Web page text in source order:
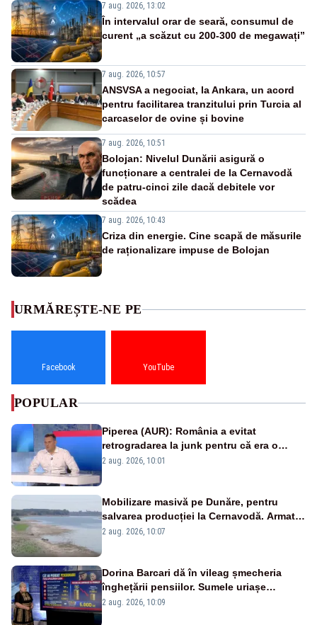
7 aug. 2026, 13:02
În intervalul orar de seară, consumul de
curent „a scăzut cu 200-300 de megawați”
7 aug. 2026, 10:57
ANSVSA a negociat, la Ankara, un acord
pentru facilitarea tranzitului prin Turcia al
carcaselor de ovine și bovine
7 aug. 2026, 10:51
Bolojan: Nivelul Dunării asigură o
funcționare a centralei de la Cernavodă
de patru-cinci zile dacă debitele vor
scădea
7 aug. 2026, 10:43
Criza din energie. Cine scapă de măsurile
de raționalizare impuse de Bolojan
URMĂREȘTE-NE PE
Facebook YouTube
POPULAR
Piperea (AUR): România a evitat
retrogradarea la junk pentru că era o
catastrofă pentru bănci și fondurile de
2 aug. 2026, 10:01
Mobilizare masivă pe Dunăre, pentru
salvarea producției la Cernavodă. Armata
va detona o stâncă și va devia apa
2 aug. 2026, 10:07
Dorina Barcari dă în vileag șmecheria
înghețării pensiilor. Sumele uriașe
pierdute de fiecare român
2 aug. 2026, 10:09